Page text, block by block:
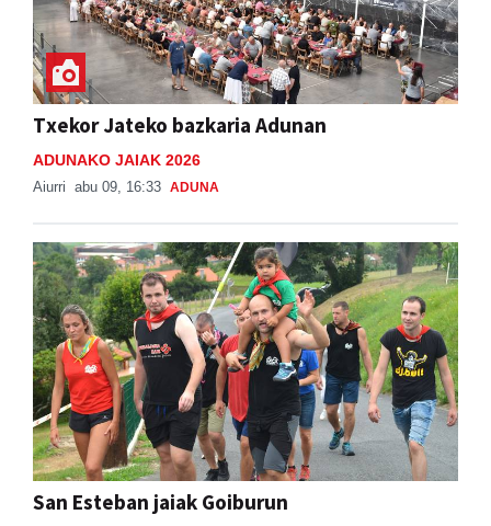
Txekor Jateko bazkaria Adunan
ADUNAKO JAIAK 2026
Aiurri abu 09, 16:33 ADUNA
San Esteban jaiak Goiburun